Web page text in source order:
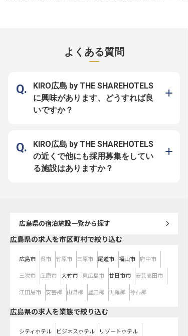
りと上質なサービスでおもてなしの
心を表現しています。チェックイン
の経験と情熱が、お客様の旅をより
豊かなものにします。 ーー【成長
を実感できる環境と充実のサポー
ト】 当ホテルでは、フロントマネ
ージャー候補として、お客様へのサ
ービスはもちろん、チームをまと
る環境です。年間休日110日、長期
休暇も推奨しており、プライベート
も大切にしながら長く安心して働け
ます。 あなたの経験を活かし、私
たちと共にホテルを盛り上げていき
ましょう。 ※2026年04月22日時点
セールスまで、多岐にわたる業務を
通じて、お客様の期待を超えるおも
てなしを追求するやりがいを感じら
り上げていきませんか。 ーー【あ
なたの経験が輝く、成長と安定のキ
ャリアパス】 これまでのホテルで
されます。 従業員割引や資格取得
奨励制度など、充実した福利厚生も
魅力。 お客様への「おもてなし」
の心を大切にしながら、自身の成長
とホテルの発展に貢献できる、やり
がいのある日々が待っています。
以上の方
しょう
情報です
よくある質問
KIRO広島 by THE SHAREHOTELS
に興味があります、どうすれば良
いですか？
KIRO広島 by THE SHAREHOTELS
の近くで他にも採用募集をしてい
る施設はありますか？
広島県の宿泊施設一覧から探す
広島県の求人を市区町村で絞り込む
広島市 呉市 竹原市 三原市 尾道市 福山市 府中市
三次市 庄原市 大竹市 東広島市 廿日市市 安芸高田市
江田島市 安芸郡 山県郡 豊田郡 世羅郡 神石郡
広島県の求人を業態で絞り込む
シティホテル ビジネスホテル リゾートホテル